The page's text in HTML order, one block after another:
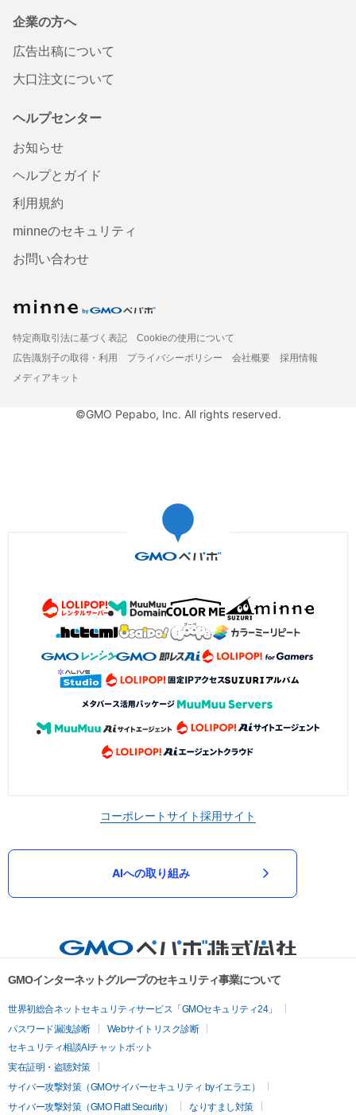
企業の方へ
広告出稿について
大口注文について
ヘルプセンター
お知らせ
ヘルプとガイド
利用規約
minneのセキュリティ
お問い合わせ
特定商取引法に基づく表記
Cookieの使用について
広告識別子の取得・利用
プライバシーポリシー 会社概要
採用情報
メディアキット
©GMO Pepabo, Inc. All rights reserved.
コーポレートサイト採用サイト
AIへの取り組み
GMOインターネットグループのセキュリティ事業について
世界初総合ネットセキュリティサービス「GMOセキュリティ24」
パスワード漏洩診断
Webサイトリスク診断
セキュリティ相談AIチャットボット
実在証明・盗聴対策
サイバー攻撃対策（GMOサイバーセキュリティ byイエラエ）
サイバー攻撃対策（GMO Flatt Security）
なりすまし対策